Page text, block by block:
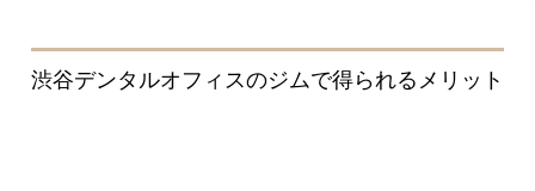
渋谷デンタルオフィスのジムで得られるメリット